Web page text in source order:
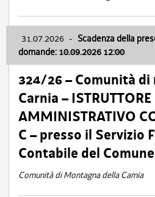
31.07.2026 - Scadenza della
domande: 10.09.2026 12:00
324/26 – Comunità
Carnia – ISTRUTTORE
AMMINISTRATIVO
C – presso il Servizio
Contabile del
Comunità di Montagna della Carnia